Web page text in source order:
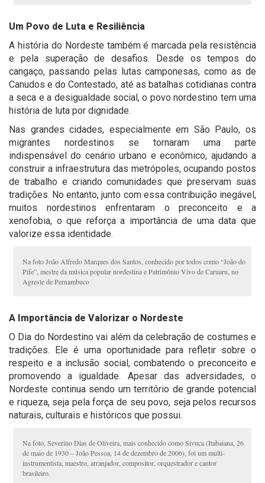
Um Povo de Luta e Resiliência
A história do Nordeste também é marcada pela resistência
e pela superação de desafios. Desde os tempos do
cangaço, passando pelas lutas camponesas, como as de
Canudos e do Contestado, até as batalhas cotidianas contra
a seca e a desigualdade social, o povo nordestino tem uma
história de luta por dignidade.
Nas grandes cidades, especialmente em São Paulo, os
migrantes nordestinos se tornaram uma parte
indispensável do cenário urbano e econômico, ajudando a
construir a infraestrutura das metrópoles, ocupando postos
de trabalho e criando comunidades que preservam suas
tradições. No entanto, junto com essa contribuição inegável,
muitos nordestinos enfrentaram o preconceito e a
xenofobia, o que reforça a importância de uma data que
valorize essa identidade.
Na foto João Alfredo Marques dos Santos, conhecido por todos como “João do
Pife”, mestre da música popular nordestina e Patrimônio Vivo de Caruaru, no
Agreste de Pernambuco
A Importância de Valorizar o Nordeste
O Dia do Nordestino vai além da celebração de costumes e
tradições. Ele é uma oportunidade para refletir sobre o
respeito e a inclusão social, combatendo o preconceito e
promovendo a igualdade. Apesar das adversidades, o
Nordeste continua sendo um território de grande potencial
e riqueza, seja pela força de seu povo, seja pelos recursos
naturais, culturais e históricos que possui.
Na foto, Severino Dias de Oliveira, mais conhecido como Sivuca (Itabaiana, 26
de maio de 1930 – João Pessoa, 14 de dezembro de 2006), foi um multi-
instrumentista, maestro, arranjador, compositor, orquestrador e cantor
brasileiro.